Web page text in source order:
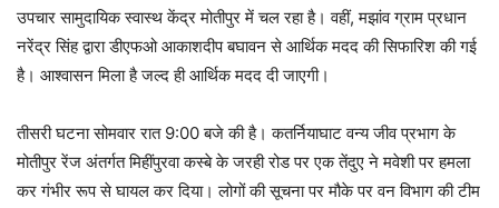
उपचार सामुदायिक स्वास्थ केंद्र मोतीपुर में चल रहा है। वहीं, मझांव ग्राम प्रधान
नरेंद्र सिंह द्वारा डीएफओ आकाशदीप बघावन से आर्थिक मदद की सिफारिश की गई
है। आश्वासन मिला है जल्द ही आर्थिक मदद दी जाएगी।
तीसरी घटना सोमवार रात 9:00 बजे की है। कतर्नियाघाट वन्य जीव प्रभाग के
मोतीपुर रेंज अंतर्गत मिहींपुरवा कस्बे के जरही रोड पर एक तेंदुए ने मवेशी पर हमला
कर गंभीर रूप से घायल कर दिया। लोगों की सूचना पर मौके पर वन विभाग की टीम